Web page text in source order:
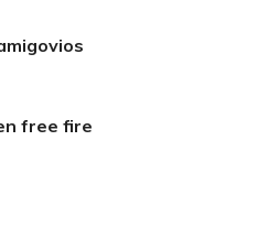
free fire